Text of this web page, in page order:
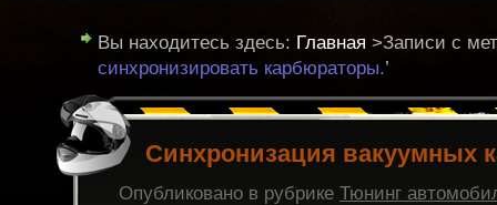
Вы находитесь здесь: Главная >Записи с
синхронизировать карбюраторы.’
Синхронизация вакуумных
Опубликовано в рубрике Тюнинг